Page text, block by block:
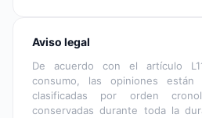
Aviso legal
De acuerdo con el artículo
consumo, las opiniones
clasificadas por orden
conservadas durante toda la